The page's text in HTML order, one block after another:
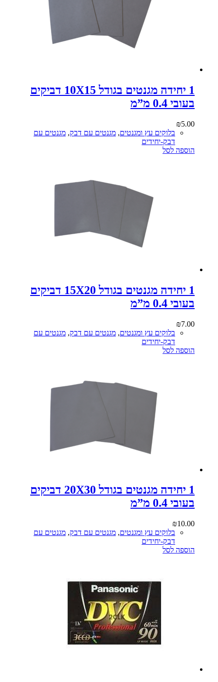
1 יחידה מגנטים בגודל 10X15 דביקים
בעובי 0.4 מ”מ
₪5.00
בלוקים עץ ומגנטים, מגנטים עם דבק, מגנטים עם
דבק-יחידים
הוספה לסל
1 יחידה מגנטים בגודל 15X20 דביקים
בעובי 0.4 מ”מ
₪7.00
בלוקים עץ ומגנטים, מגנטים עם דבק, מגנטים עם
דבק-יחידים
הוספה לסל
1 יחידה מגנטים בגודל 20X30 דביקים
בעובי 0.4 מ”מ
₪10.00
בלוקים עץ ומגנטים, מגנטים עם דבק, מגנטים עם
דבק-יחידים
הוספה לסל